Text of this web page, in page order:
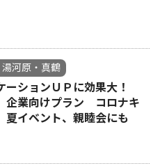
河原・真鶴
ーションＵＰに効果大！
企業向けプラン コロナキ
イベント、親睦会にも